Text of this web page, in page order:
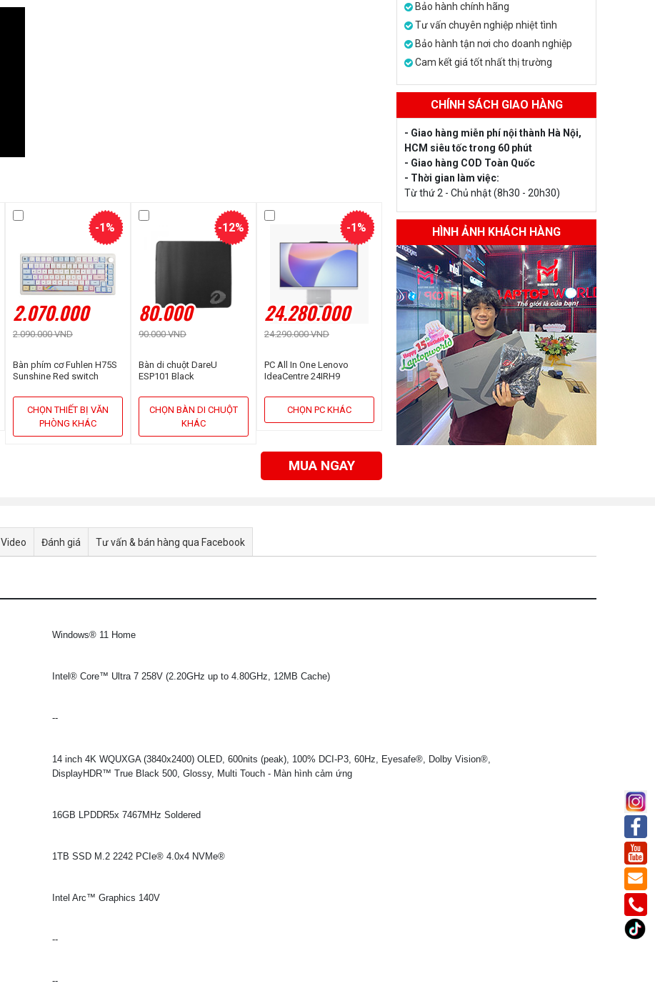
2.070.000
2.090.000 VND
-1%
Bàn phím cơ Fuhlen H75S
Sunshine Red switch
CHỌN THIẾT BỊ VĂN
PHÒNG KHÁC
80.000
90.000 VND
-12%
Bàn di chuột DareU
ESP101 Black
CHỌN BÀN DI CHUỘT
KHÁC
24.280.000
24.290.000 VND
-1%
PC All In One Lenovo
IdeaCentre 24IRH9
13620H | 16GB | 512GB |
23.8 inch FHD | Win11)
CHỌN PC KHÁC
MUA NGAY
Bảo hành chính hãng
Tư vấn chuyên nghiệp nhiệt tình
Bảo hành tận nơi cho doanh nghiệp
Cam kết giá tốt nhất thị trường
CHÍNH SÁCH GIAO HÀNG
- Giao hàng miễn phí nội thành Hà Nội,
HCM siêu tốc trong 60 phút
- Giao hàng COD Toàn Quốc
- Thời gian làm việc:
Từ thứ 2 - Chủ nhật (8h30 - 20h30)
HÌNH ẢNH KHÁCH HÀNG
Video Đánh giá Tư vấn & bán hàng qua Facebook
Windows® 11 Home
Intel® Core™ Ultra 7 258V (2.20GHz up to 4.80GHz, 12MB Cache)
--
14 inch 4K WQUXGA (3840x2400) OLED, 600nits (peak), 100% DCI-P3, 60Hz, Eyesafe®, Dolby Vision®,
DisplayHDR™ True Black 500, Glossy, Multi Touch - Màn hình cảm ứng
16GB LPDDR5x 7467MHz Soldered
1TB SSD M.2 2242 PCIe® 4.0x4 NVMe®
Intel Arc™ Graphics 140V
--
--